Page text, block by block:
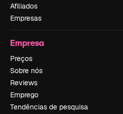
Afiliados
Empresas
Empresa
Preços
Sobre nós
Reviews
Emprego
Tendências de pesquisa